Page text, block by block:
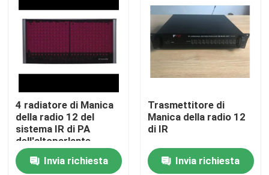
Prodotti
Video
Circa noi
Giro della fabbrica
4 radiatore di Manica
della radio 12 del
sistema IR di PA
dell'altoparlante
Invia richiesta
Trasmettitore di
Manica della radio 12
di IR
Invia richiesta